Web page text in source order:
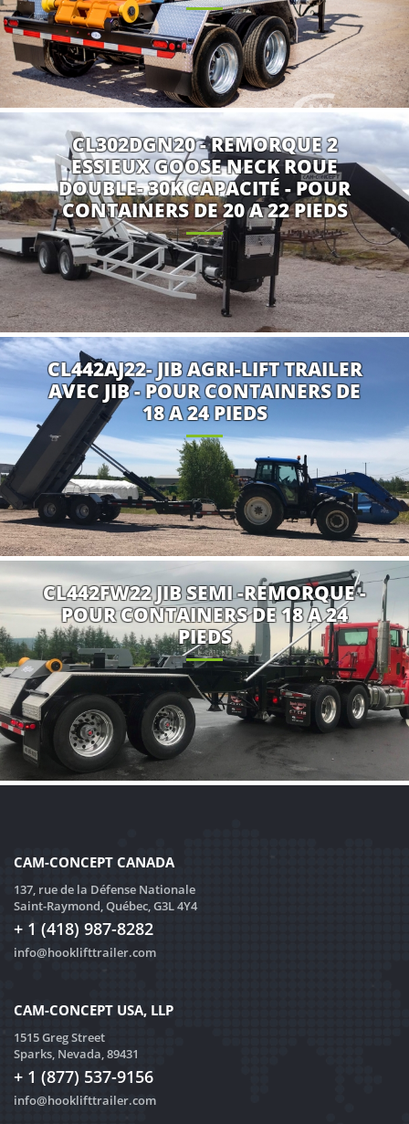
CL302DGN20 - REMORQUE 2
ESSIEUX GOOSE NECK ROUE
DOUBLE- 30K CAPACITÉ - POUR
CONTAINERS DE 20 A 22 PIEDS
CL442AJ22- JIB AGRI-LIFT TRAILER
AVEC JIB - POUR CONTAINERS DE
18 A 24 PIEDS
CL442FW22 JIB SEMI -REMORQUE -
POUR CONTAINERS DE 18 A 24
PIEDS
CAM-CONCEPT CANADA
137, rue de la Défense Nationale
Saint-Raymond, Québec, G3L 4Y4
+ 1 (418) 987-8282
info@hooklifttrailer.com
CAM-CONCEPT USA, LLP
1515 Greg Street
Sparks, Nevada, 89431
+ 1 (877) 537-9156
info@hooklifttrailer.com